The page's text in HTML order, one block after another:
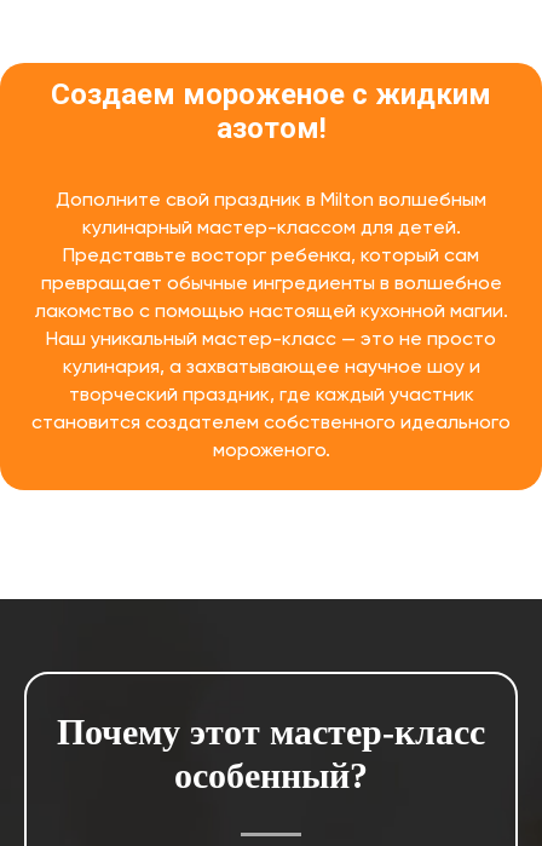
Создаем мороженое с жидким
азотом!
Дополните свой праздник в Milton волшебным
кулинарный мастер-классом для детей.
Представьте восторг ребенка, который сам
превращает обычные ингредиенты в волшебное
лакомство с помощью настоящей кухонной магии.
Наш уникальный мастер-класс — это не просто
кулинария, а захватывающее научное шоу и
творческий праздник, где каждый участник
становится создателем собственного идеального
мороженого.
Почему этот мастер-класс
особенный?